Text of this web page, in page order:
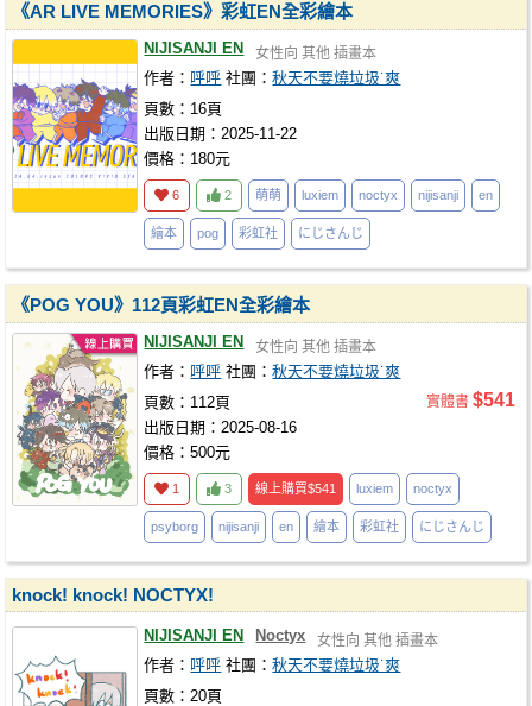
《AR LIVE MEMORIES》彩虹EN全彩繪本
NIJISANJI EN 女性向 其他 插畫本
作者： 呼呼 社團：秋天不要燒垃圾˙爽
頁數：16頁
出版日期：2025-11-22
價格：180元
6 2 萌萌 luxiem noctyx nijisanji en
繪本 pog 彩虹社 にじさんじ
《POG YOU》112頁彩虹EN全彩繪本
NIJISANJI EN 女性向 其他 插畫本
作者： 呼呼 社團：秋天不要燒垃圾˙爽
頁數：112頁
出版日期：2025-08-16
價格：500元
實體書 $541
1 3 線上購買$541 luxiem noctyx
psyborg nijisanji en 繪本 彩虹社 にじさんじ
knock! knock! NOCTYX!
NIJISANJI EN Noctyx 女性向 其他 插畫本
作者： 呼呼 社團：秋天不要燒垃圾˙爽
頁數：20頁